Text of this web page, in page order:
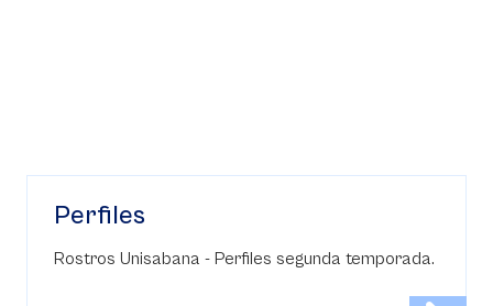
Perfiles
Rostros Unisabana - Perfiles segunda temporada.